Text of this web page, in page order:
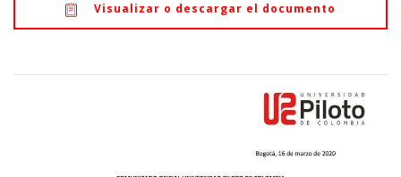
Visualizar o descargar el documento